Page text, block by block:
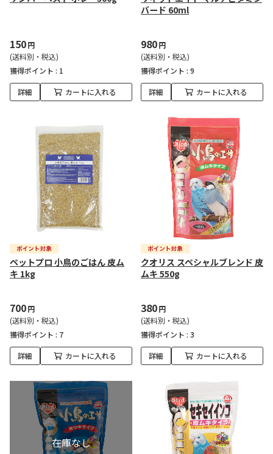
150円
(送料別・税込)
獲得ポイント : 1
詳細 カートに入れる
バード 60ml
980円
(送料別・税込)
獲得ポイント : 9
詳細 カートに入れる
ペットプロ 小鳥のごはん 皮ム
キ 1kg
700円
(送料別・税込)
獲得ポイント : 7
詳細 カートに入れる
クオリス スペシャルブレンド 皮
ムキ 550g
380円
(送料別・税込)
獲得ポイント : 3
詳細 カートに入れる